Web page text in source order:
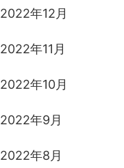
2022年12月
2022年11月
2022年10月
2022年9月
2022年8月